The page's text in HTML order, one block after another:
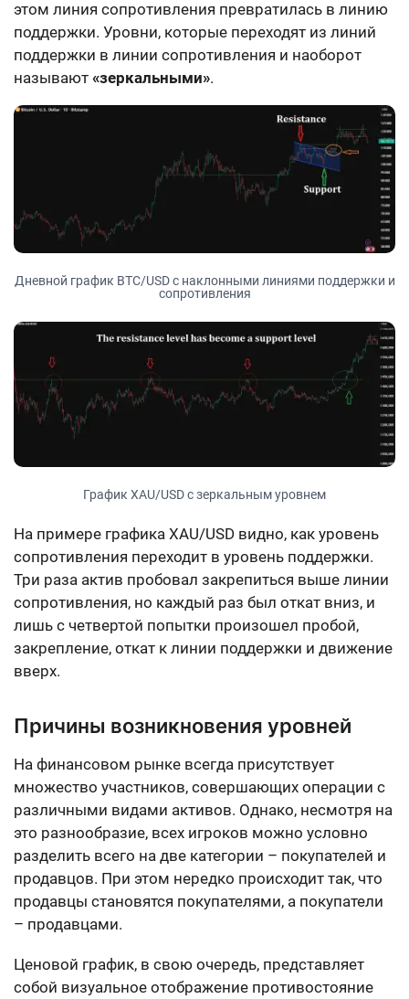
этом линия сопротивления превратилась в линию
поддержки. Уровни, которые переходят из линий
поддержки в линии сопротивления и наоборот
называют «зеркальными».
Дневной график BTC/USD с наклонными линиями поддержки и
сопротивления
График XAU/USD с зеркальным уровнем
На примере графика XAU/USD видно, как уровень
сопротивления переходит в уровень поддержки.
Три раза актив пробовал закрепиться выше линии
сопротивления, но каждый раз был откат вниз, и
лишь с четвертой попытки произошел пробой,
закрепление, откат к линии поддержки и движение
вверх.
Причины возникновения уровней
На финансовом рынке всегда присутствует
множество участников, совершающих операции с
различными видами активов. Однако, несмотря на
это разнообразие, всех игроков можно условно
разделить всего на две категории – покупателей и
продавцов. При этом нередко происходит так, что
продавцы становятся покупателями, а покупатели
– продавцами.
Ценовой график, в свою очередь, представляет
собой визуальное отображение противостояние